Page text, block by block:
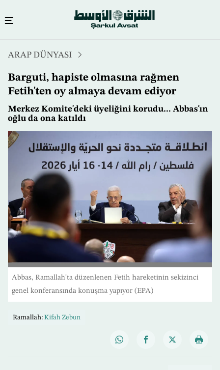
atla
ARAP DÜNYASI
Barguti, hapiste olmasına rağmen
Fetih'ten oy almaya devam ediyor
Merkez Komite'deki üyeliğini korudu... Abbas'ın
oğlu da ona katıldı
Abbas, Ramallah'ta düzenlenen Fetih hareketinin sekizinci
genel konferansında konuşma yapıyor (EPA)
Ramallah: Kifah Zebun